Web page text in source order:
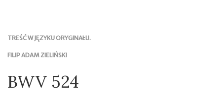
TREŚĆ W JĘZYKU ORYGINAŁU.
FILIP ADAM ZIELIŃSKI
BWV 524